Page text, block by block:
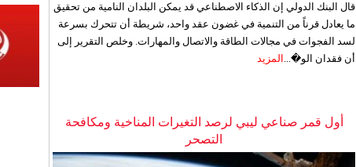
قال البنك الدولي إن الذكاء الاصطناعي قد يمكن البلدان النامية من تحقيق
ما يعادل قرناً من التنمية في غضون عقد واحد، شريطة أن تتحرك بسرعة
لسد الفجوات في مجالات الطاقة والاتصال والمهارات. وخلص التقرير إلى
أن فقدان الو�... المزيد
أول قمر صناعي ليبي لرصد التغيرات المناخية ومكافحة
التصحر